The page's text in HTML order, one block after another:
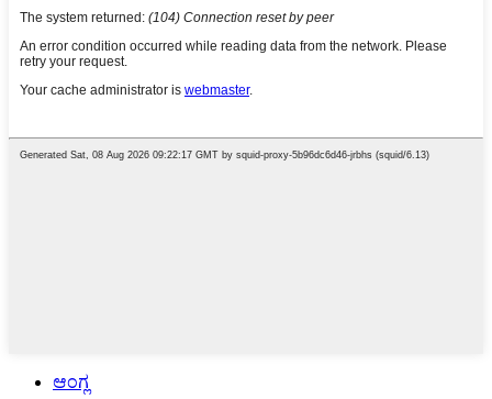
ಆಂಗ್ಲ